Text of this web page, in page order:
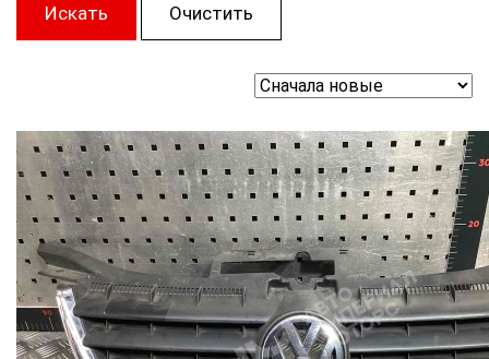
Искать Очистить